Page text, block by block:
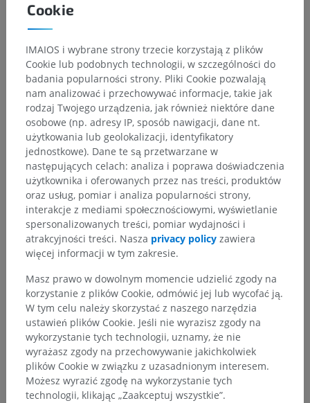
Hierarchia anatomiczna
Anatomia weterynaryjna
Powłoka> Tori> Opuszka śródręczna
Powiązane struktury:Nie istnieją struktury powiązane
z tą częścią ciała
Tłumaczenia
Cookie
IMAIOS i wybrane strony trzecie korzystają z plików
Cookie lub podobnych technologii, w szczególności do
badania popularności strony. Pliki Cookie pozwalają
nam analizować i przechowywać informacje, takie jak
rodzaj Twojego urządzenia, jak również niektóre dane
osobowe (np. adresy IP, sposób nawigacji, dane nt.
użytkowania lub geolokalizacji, identyfikatory
jednostkowe). Dane te są przetwarzane w
następujących celach: analiza i poprawa doświadczenia
użytkownika i oferowanych przez nas treści, produktów
oraz usług, pomiar i analiza popularności strony,
interakcje z mediami społecznościowymi, wyświetlanie
spersonalizowanych treści, pomiar wydajności i
atrakcyjności treści. Nasza privacy policy zawiera
więcej informacji w tym zakresie.
Masz prawo w dowolnym momencie udzielić zgody na
korzystanie z plików Cookie, odmówić jej lub wycofać ją.
W tym celu należy skorzystać z naszego narzędzia
ustawień plików Cookie. Jeśli nie wyrazisz zgody na
wykorzystanie tych technologii, uznamy, że nie
wyrażasz zgody na przechowywanie jakichkolwiek
plików Cookie w związku z uzasadnionym interesem.
Możesz wyrazić zgodę na wykorzystanie tych
technologii, klikając „Zaakceptuj wszystkie”.